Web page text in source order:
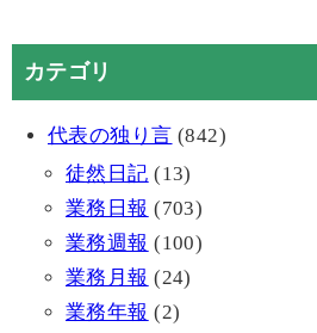
カテゴリ
代表の独り言 (842)
徒然日記 (13)
業務日報 (703)
業務週報 (100)
業務月報 (24)
業務年報 (2)